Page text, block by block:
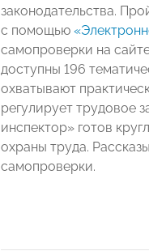
законодательства.
с помощью
самопроверки на
доступны 196
охватывают
регулирует трудовое
инспектор» готов
охраны труда.
самопроверки.